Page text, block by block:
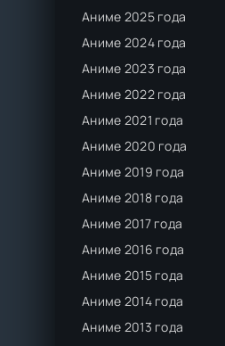
Аниме 2025 года
Аниме 2024 года
Аниме 2023 года
Аниме 2022 года
Аниме 2021 года
Аниме 2020 года
Аниме 2019 года
Аниме 2018 года
Аниме 2017 года
Аниме 2016 года
Аниме 2015 года
Аниме 2014 года
Аниме 2013 года